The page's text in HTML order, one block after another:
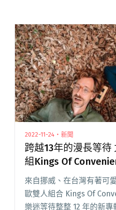
2022-11-24・新聞
跨越13年的漫長等待 北歐療癒民謠雙人
組Kings Of
來台
來自挪威、在台灣有著可
歐雙人組合 Kings Of
樂迷等待整整 12 年的新專